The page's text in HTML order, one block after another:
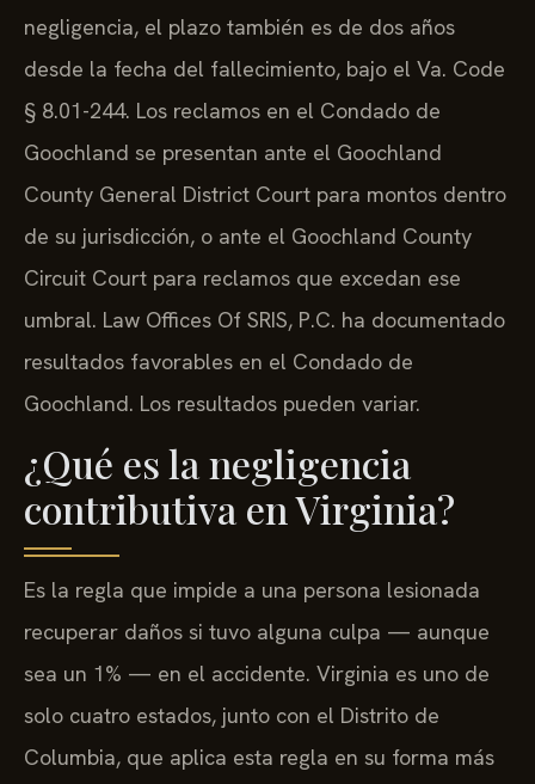
negligencia, el plazo también es de dos años
desde la fecha del fallecimiento, bajo el Va. Code
§ 8.01-244. Los reclamos en el Condado de
Goochland se presentan ante el Goochland
County General District Court para montos dentro
de su jurisdicción, o ante el Goochland County
Circuit Court para reclamos que excedan ese
umbral. Law Offices Of SRIS, P.C. ha documentado
resultados favorables en el Condado de
Goochland. Los resultados pueden variar.
¿Qué es la negligencia
contributiva en Virginia?
Es la regla que impide a una persona lesionada
recuperar daños si tuvo alguna culpa — aunque
sea un 1% — en el accidente. Virginia es uno de
solo cuatro estados, junto con el Distrito de
Columbia, que aplica esta regla en su forma más